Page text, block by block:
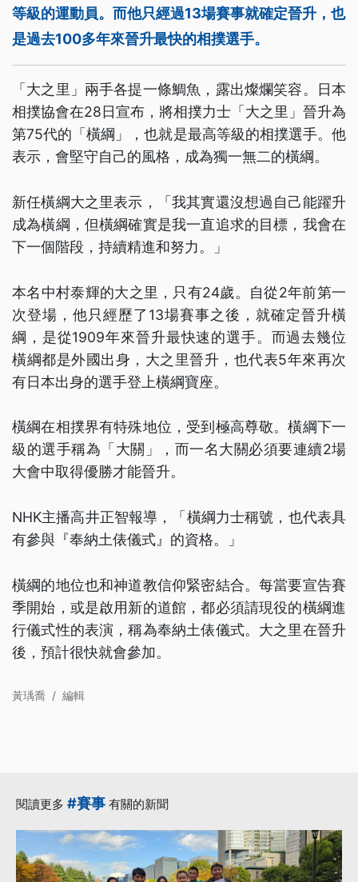
等級的運動員。而他只經過13場賽事就確定晉升，也
是過去100多年來晉升最快的相撲選手。
「大之里」兩手各提一條鯛魚，露出燦爛笑容。日本
相撲協會在28日宣布，將相撲力士「大之里」晉升為
第75代的「橫綱」，也就是最高等級的相撲選手。他
表示，會堅守自己的風格，成為獨一無二的橫綱。
新任橫綱大之里表示，「我其實還沒想過自己能躍升
成為橫綱，但橫綱確實是我一直追求的目標，我會在
下一個階段，持續精進和努力。」
本名中村泰輝的大之里，只有24歲。自從2年前第一
次登場，他只經歷了13場賽事之後，就確定晉升橫
綱，是從1909年來晉升最快速的選手。而過去幾位
橫綱都是外國出身，大之里晉升，也代表5年來再次
有日本出身的選手登上橫綱寶座。
橫綱在相撲界有特殊地位，受到極高尊敬。橫綱下一
級的選手稱為「大關」，而一名大關必須要連續2場
大會中取得優勝才能晉升。
NHK主播高井正智報導，「橫綱力士稱號，也代表具
有參與『奉納土俵儀式』的資格。」
橫綱的地位也和神道教信仰緊密結合。每當要宣告賽
季開始，或是啟用新的道館，都必須請現役的橫綱進
行儀式性的表演，稱為奉納土俵儀式。大之里在晉升
後，預計很快就會參加。
黃瑀喬 / 編輯
閱讀更多 #賽事 有關的新聞